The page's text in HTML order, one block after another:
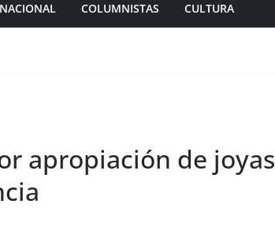
COLUMNISTAS CULTURA
apropiación de joyas